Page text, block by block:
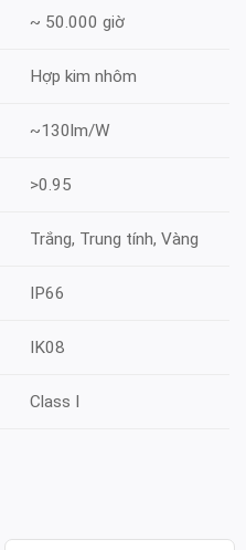
~ 50.000 giờ
Hợp kim nhôm
~130lm/W
>0.95
Trắng, Trung tính, Vàng
IP66
IK08
Class I